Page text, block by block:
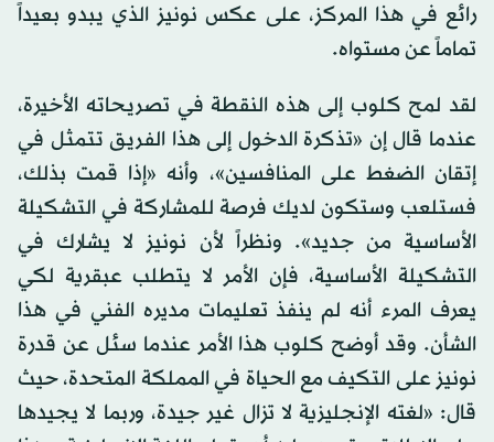
رائع في هذا المركز، على عكس نونيز الذي يبدو بعيداً
تماماً عن مستواه.
لقد لمح كلوب إلى هذه النقطة في تصريحاته الأخيرة،
عندما قال إن «تذكرة الدخول إلى هذا الفريق تتمثل في
إتقان الضغط على المنافسين»، وأنه «إذا قمت بذلك،
فستلعب وستكون لديك فرصة للمشاركة في التشكيلة
الأساسية من جديد». ونظراً لأن نونيز لا يشارك في
التشكيلة الأساسية، فإن الأمر لا يتطلب عبقرية لكي
يعرف المرء أنه لم ينفذ تعليمات مديره الفني في هذا
الشأن. وقد أوضح كلوب هذا الأمر عندما سئل عن قدرة
نونيز على التكيف مع الحياة في المملكة المتحدة، حيث
قال: «لغته الإنجليزية لا تزال غير جيدة، وربما لا يجيدها